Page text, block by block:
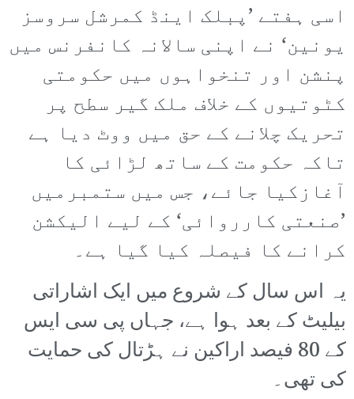
اسی ہفتے ’پبلک اینڈ کمرشل سروسز
یونین‘ نے اپنی سالانہ کانفرنس میں
پنشن اور تنخواہوں میں حکومتی
کٹوتیوں کے خلاف ملک گیر سطح پر
تحریک چلانے کے حق میں ووٹ دیا ہے
تاکہ حکومت کے ساتھ لڑائی کا
آغازکیا جائے، جس میں ستمبرمیں
’صنعتی کارروائی‘ کے لیے الیکشن
کرانے کا فیصلہ کیا گیا ہے۔
یہ اس سال کے شروع میں ایک اشاراتی
بیلیٹ کے بعد ہوا ہے، جہاں پی سی ایس
کے 80 فیصد اراکین نے ہڑتال کی حمایت
کی تھی۔